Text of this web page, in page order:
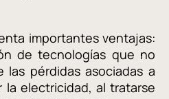
importantes ventajas:
de tecnologías que no
las pérdidas asociadas a
electricidad, al tratarse